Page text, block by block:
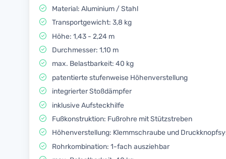
Material: Aluminium / Stahl
Transportgewicht: 3,8 kg
Höhe: 1,43 - 2,24 m
Durchmesser: 1,10 m
max. Belastbarkeit: 40 kg
patentierte stufenweise Höhenverstellung
integrierter Stoßdämpfer
inklusive Aufsteckhilfe
Fußkonstruktion: Fußrohre mit Stützstreben
Höhenverstellung: Klemmschraube und
Rohrkombination: 1-fach ausziehbar